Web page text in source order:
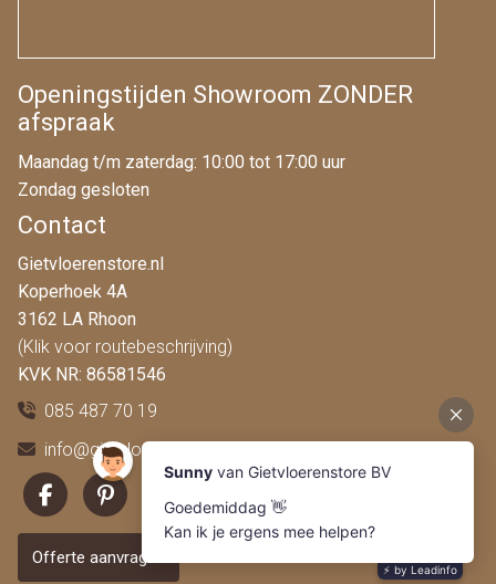
Openingstijden Showroom ZONDER
afspraak
Maandag t/m zaterdag: 10:00 tot 17:00 uur
Zondag gesloten
Contact
Gietvloerenstore.nl
Koperhoek 4A
3162 LA Rhoon
(Klik voor routebeschrijving)
KVK NR: 86581546
085 487 70 19
info@gietvloerenstore.nl
Offerte aanvragen